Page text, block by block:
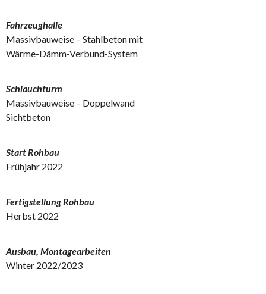
Fahrzeughalle
Massivbauweise – Stahlbeton mit
Wärme-Dämm-Verbund-System
Schlauchturm
Massivbauweise – Doppelwand
Sichtbeton
Start Rohbau
Frühjahr 2022
Fertigstellung Rohbau
Herbst 2022
Ausbau, Montagearbeiten
Winter 2022/2023